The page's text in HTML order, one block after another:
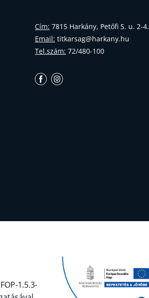
Cím: 7815 Harkány, Petőfi S. u. 2-4.
Email: titkarsag@harkany.hu
Tel.szám: 72/480-100
1.5.3-